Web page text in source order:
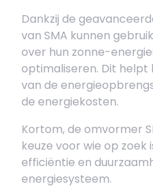
Dankzij de
van SMA kunnen
over hun zonne-
optimaliseren. Dit helpt
van de
de energiekosten.
Kortom, de omvormer
keuze voor wie op zoek
efficiëntie en
energiesysteem.